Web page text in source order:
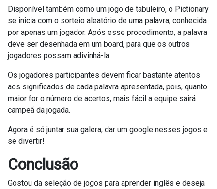
Disponível também como um jogo de tabuleiro, o Pictionary
se inicia com o sorteio aleatório de uma palavra, conhecida
por apenas um jogador. Após esse procedimento, a palavra
deve ser desenhada em um board, para que os outros
jogadores possam adivinhá-la.
Os jogadores participantes devem ficar bastante atentos
aos significados de cada palavra apresentada, pois, quanto
maior for o número de acertos, mais fácil a equipe sairá
campeã da jogada.
Agora é só juntar sua galera, dar um google nesses jogos e
se divertir!
Conclusão
Gostou da seleção de jogos para aprender inglês e deseja